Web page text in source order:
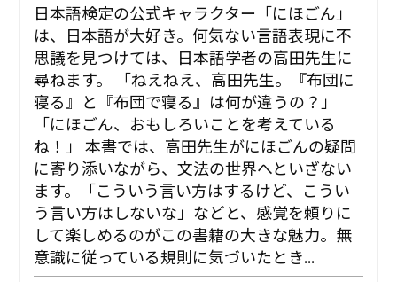
日本語検定の公式キャラクター「にほごん」
は、日本語が大好き。何気ない言語表現に不
思議を見つけては、日本語学者の高田先生に
尋ねます。 「ねえねえ、高田先生。『布団に
寝る』と『布団で寝る』は何が違うの？」
「にほごん、おもしろいことを考えている
ね！」 本書では、高田先生がにほごんの疑問
に寄り添いながら、文法の世界へといざない
ます。「こういう言い方はするけど、こうい
う言い方はしないな」などと、感覚を頼りに
して楽しめるのがこの書籍の大きな魅力。無
意識に従っている規則に気づいたとき...